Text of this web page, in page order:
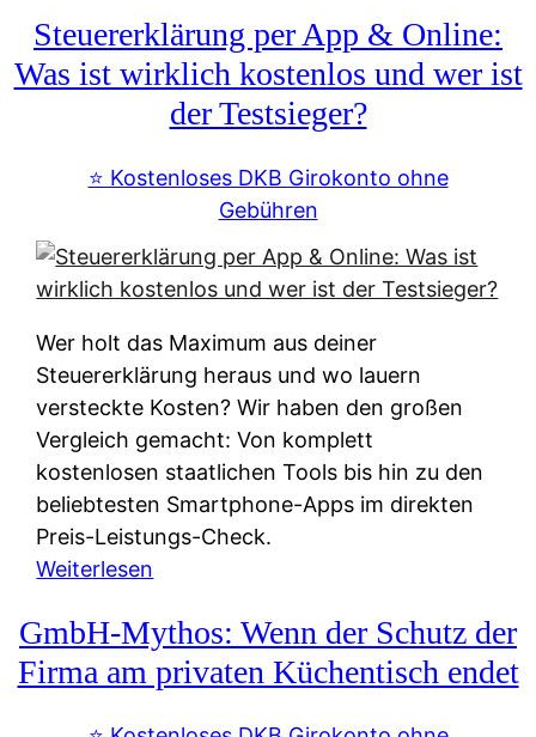
&
f
r
e
u
s
u
n
f
t
e
i
e
W
e
r
s
a
h
g
s
y
t
e
m
M
I
R
:
W
e
u
Steuererklärung per App & Online:
Was ist wirklich kostenlos und wer ist
der Testsieger?
⭐️ Kostenloses DKB Girokonto ohne
Gebühren
Wer holt das Maximum aus deiner
Steuererklärung heraus und wo lauern
versteckte Kosten? Wir haben den großen
Vergleich gemacht: Von komplett
kostenlosen staatlichen Tools bis hin zu den
beliebtesten Smartphone-Apps im direkten
Preis-Leistungs-Check.
Weiterlesen
t
e
u
e
GmbH-Mythos: Wenn der Schutz der
Firma am privaten Küchentisch endet